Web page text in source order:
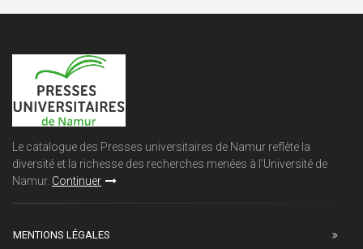
Le catalogue des Presses universitaires de Namur reflète la
diversité et la richesse des recherches menées à l'Université de
Namur. Continuer
MENTIONS LÉGALES